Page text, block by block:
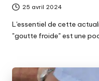
25 avril 2024
L'essentiel de cette
"goutte froide" est une